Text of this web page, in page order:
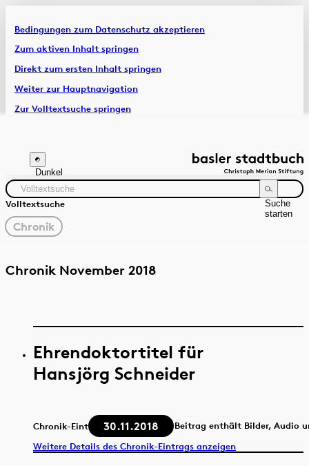
Bedingungen zum Datenschutz akzeptieren
Zum aktiven Inhalt springen
Direkt zum ersten Inhalt springen
Weiter zur Hauptnavigation
Zur Volltextsuche springen
Artikel & Dossiers
Chronik
Dunkel
Volltextsuche
Suche
starten
gewählter
Filter
Chronik
Quelle Zeitraum
Chronik November 2018
Ehrendoktortitel für
Hansjörg Schneider
Chronik-Eintrag 30.11.2018
Beitrag enthält Bilder, Audio
Weitere Details des Chronik-Eintrags anzeigen